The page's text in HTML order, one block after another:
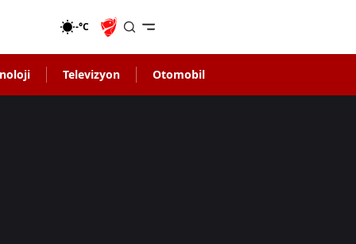
-°C
Televizyon Otomobil